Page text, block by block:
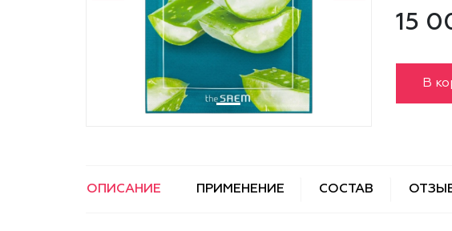
15
В
ОПИСАНИЕ ПРИМЕНЕНИЕ СОСТАВ